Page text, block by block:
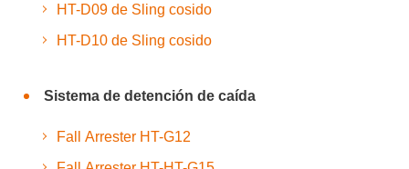
HT-D09 de Sling cosido
HT-D10 de Sling cosido
Sistema de detención de caída
Fall Arrester HT-G12